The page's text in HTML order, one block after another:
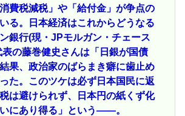
費税減税」や「給付金」が争点の
る。日本経済はこれからどうなる
銀行(現・JPモルガン・チェース
の藤巻健史さんは「日銀が国債
果、政治家のばらまき癖に歯止め
た。このツケは必ず日本国民に返
は避けられず、日本円の紙くず化
にあり得る」という――。